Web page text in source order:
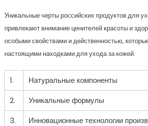
Уникальные черты российских продуктов для
привлекают внимание ценителей красоты и
особыми свойствами и действенностью,
настоящими находками для ухода за кожей.
1.
Натуральные компоненты
2.
Уникальные формулы
3.
Инновационные технологии